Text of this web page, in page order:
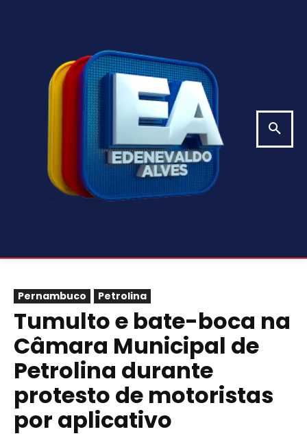
Pernambuco Petrolina
Tumulto e bate-boca na
Câmara Municipal de
Petrolina durante
protesto de motoristas
por aplicativo